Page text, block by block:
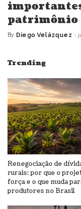
patrimônio
Posted
By Diego Velázquez
Trending
Renegociação de
rurais: por que o
força e o que muda
produtores no Brasil